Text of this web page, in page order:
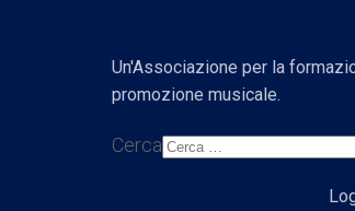
Un'Associazione per la
promozione musicale.
Cerca